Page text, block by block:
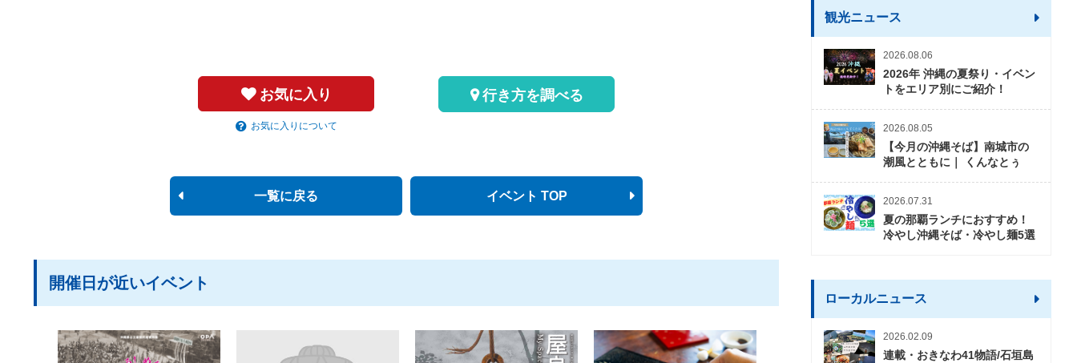
お気に入り
お気に入りについて
行き方を調べる
一覧に戻る イベント TOP
開催日が近いイベント
観光ニュース
2026.08.06
2026年 沖縄の夏祭り・イベン
トをエリア別にご紹介！
2026.08.05
【今月の沖縄そば】南城市の
潮風とともに｜ くんなとぅ
2026.07.31
夏の那覇ランチにおすすめ！
冷やし沖縄そば・冷やし麺5選
ローカルニュース
2026.02.09
連載・おきなわ41物語/石垣島